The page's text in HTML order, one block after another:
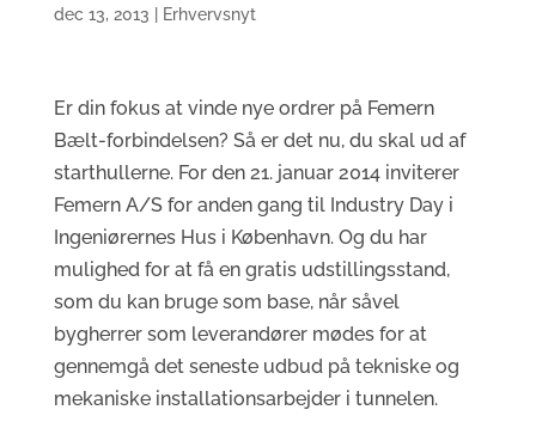
dec 13, 2013 Erhvervsnyt
Er din fokus at vinde nye ordrer på Femern
Bælt-forbindelsen? Så er det nu, du skal ud af
starthullerne. For den 21. januar 2014 inviterer
Femern A/S for anden gang til Industry Day i
Ingeniørernes Hus i København. Og du har
mulighed for at få en gratis udstillingsstand,
som du kan bruge som base, når såvel
bygherrer som leverandører mødes for at
gennemgå det seneste udbud på tekniske og
mekaniske installationsarbejder i tunnelen.